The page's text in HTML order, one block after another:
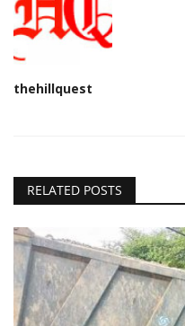
thehillquest
RELATED POSTS